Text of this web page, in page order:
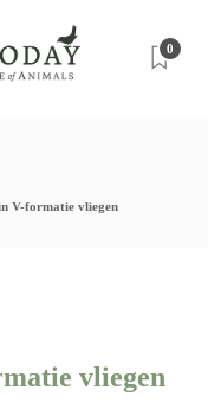
0
V-formatie vliegen
vliegen